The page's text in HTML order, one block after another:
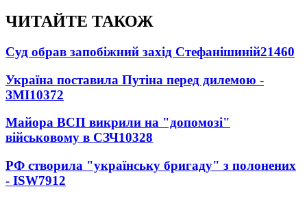
ЧИТАЙТЕ ТАКОЖ
Суд обрав запобіжний захід Стефанішиній21460
Україна поставила Путіна перед дилемою -
ЗМІ10372
Майора ВСП викрили на "допомозі"
військовому в СЗЧ10328
РФ створила "українську бригаду" з полонених
- ISW7912